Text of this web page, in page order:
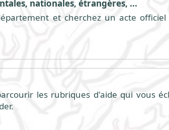
nationales, étrangères, ...
et cherchez un acte officiel
les rubriques d'aide qui vous